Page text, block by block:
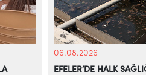
06.08.2026
EFELER’DE HALK